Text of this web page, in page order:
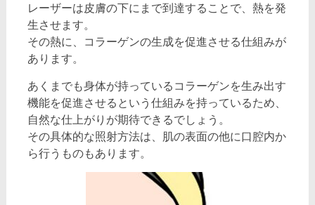
レーザーは皮膚の下にまで到達することで、熱を発
生させます。
その熱に、コラーゲンの生成を促進させる仕組みが
あります。
あくまでも身体が持っているコラーゲンを生み出す
機能を促進させるという仕組みを持っているため、
自然な仕上がりが期待できるでしょう。
その具体的な照射方法は、肌の表面の他に口腔内か
ら行うものもあります。